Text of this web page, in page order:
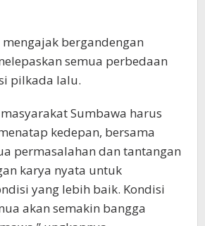
bergandengan
semua perbedaan
pilkada lalu.
Sumbawa harus
kedepan, bersama
permasalahan dan tantangan
karya nyata untuk
yang lebih baik. Kondisi
akan semakin bangga